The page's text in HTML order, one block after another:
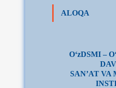
ALOQA
О‘zDSMI –
SAN’AT VA